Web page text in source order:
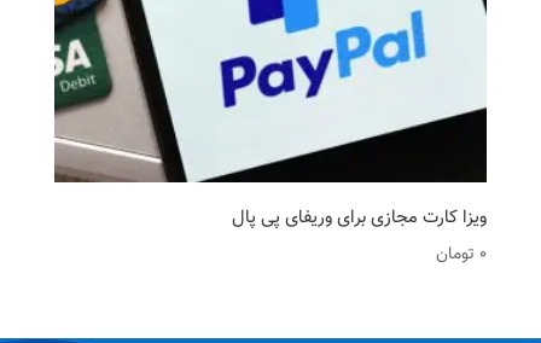
ویزا کارت مجازی برای وریفای پی پال
0 تومان